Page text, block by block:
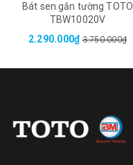
Bát sen gắn tường TOTO
TBW10020V
2.290.000₫ 3.750.000₫